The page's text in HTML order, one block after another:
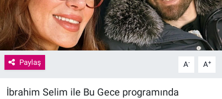
Paylaş A- A+
İbrahim Selim ile Bu Gece programında